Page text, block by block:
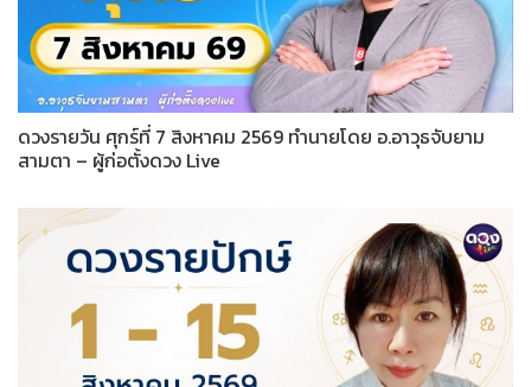
ดวงรายวัน ศุกร์ที่ 7 สิงหาคม 2569 ทำนายโดย อ.อาวุธจับยาม
สามตา – ผู้ก่อตั้งดวง Live